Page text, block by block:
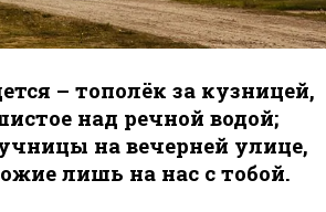
– тополёк за кузницей,
над речной водой;
на вечерней улице,
лишь на нас с тобой.